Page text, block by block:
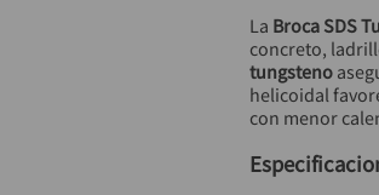
La Broca SDS
concreto,
tungsteno
helicoidal
con menor